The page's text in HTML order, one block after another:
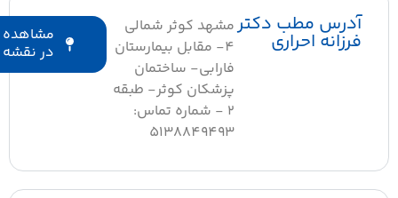
آدرس مطب دکتر
فرزانه احراری
مشهد کوثر شمالی
4- مقابل بیمارستان
فارابی- ساختمان
پزشکان کوثر- طبقه
2 - شماره تماس:
5138849493
مشاهده
در نقشه